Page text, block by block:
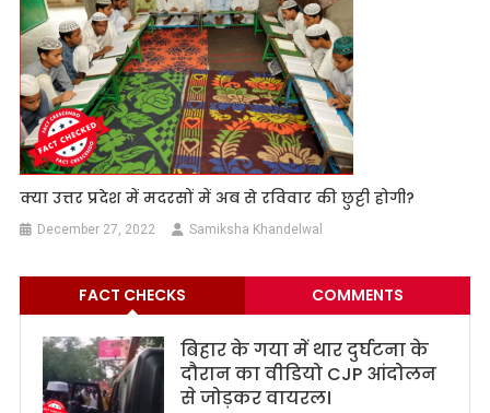
क्या उत्तर प्रदेश में मदरसों में अब से रविवार की छुट्टी होगी?
December 27, 2022 Samiksha Khandelwal
FACT CHECKS COMMENTS
बिहार के गया में थार दुर्घटना के
दौरान का वीडियो CJP आंदोलन
से जोड़कर वायरल।